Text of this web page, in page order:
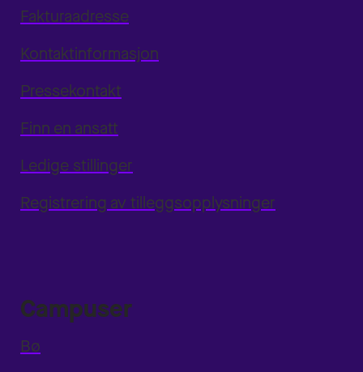
Fakturaadresse
Kontaktinformasjon
Pressekontakt
Finn en ansatt
Ledige stillinger
Registrering av tilleggsopplysninger
Campuser
Bø